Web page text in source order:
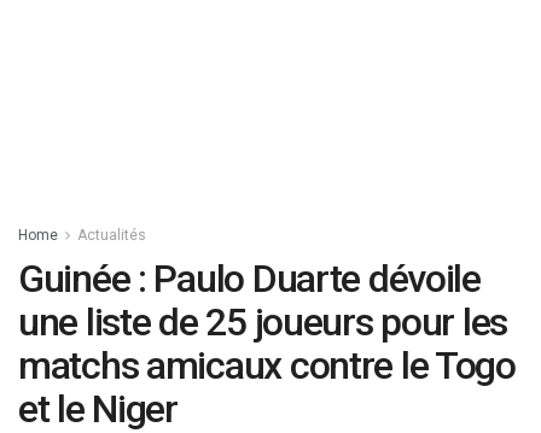
Home Actualités
Guinée : Paulo Duarte dévoile
une liste de 25 joueurs pour les
matchs amicaux contre le Togo
et le Niger